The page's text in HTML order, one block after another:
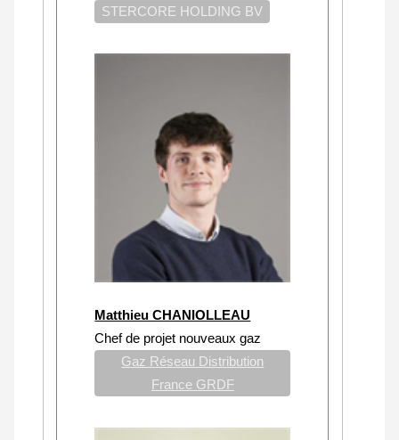
STERCORE HOLDING BV
Matthieu CHANIOLLEAU
Chef de projet nouveaux gaz
Gaz Réseau Distribution
France GRDF